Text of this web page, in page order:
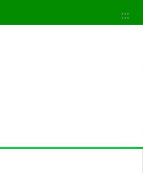
:::